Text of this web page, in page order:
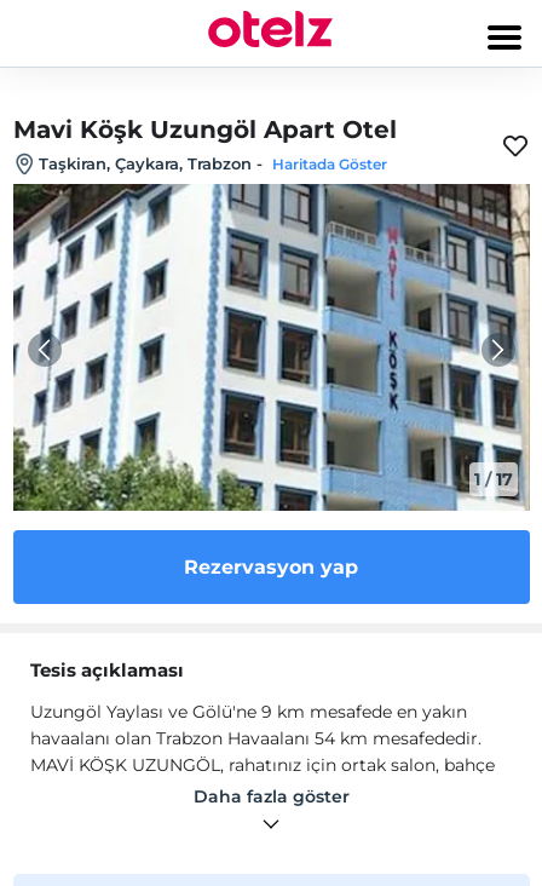
Mavi Köşk Uzungöl Apart Otel
Taşkiran, Çaykara, Trabzon - Haritada Göster
1 /17
Rezervasyon yap
Tesis açıklaması
Uzungöl Yaylası ve Gölü'ne 9 km mesafede en yakın
havaalanı olan Trabzon Havaalanı 54 km mesafededir.
MAVİ KÖŞK UZUNGÖL, rahatınız için ortak salon, bahçe
ve 24 saat açık resepsiyon ile konaklama imkanı
sunmaktadır. Apart otelde WiFi erişimi ve özel otopark
içeren mutfak, düz ekran uydu TV, ütü olanakları, çalışma
Daha fazla göster